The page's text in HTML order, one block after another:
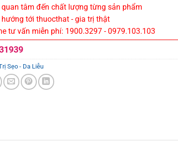
quan tâm đến chất lượng từng sản phẩm
hướng tới thuocthat - gia trị thật
tư vấn miễn phí: 1900.3297 - 0979.103.103
Sẹo - Da Liễu